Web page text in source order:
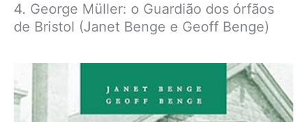
4. George Müller: o Guardião dos órfãos
de Bristol (Janet Benge e Geoff Benge)